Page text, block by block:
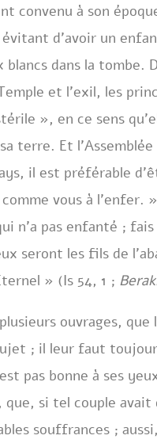
convenu à son
d’avoir un
dans la tombe.
et l’exil, les
», en ce sens
terre. Et
il est préférable
vous à l’enfer.
n’a pas enfanté ;
seront les fils de
» (Is 54, 1 ;
ouvrages,
; il leur faut
pas bonne à ses
si tel couple
souffrances ;